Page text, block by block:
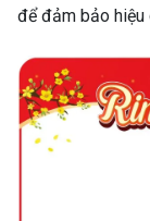
để đảm bảo